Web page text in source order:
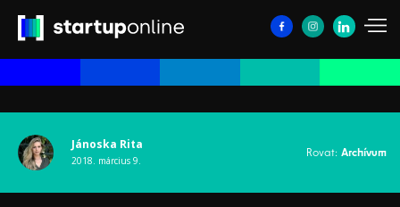
Jánoska Rita
2018. március 9.
Rovat: Archívum